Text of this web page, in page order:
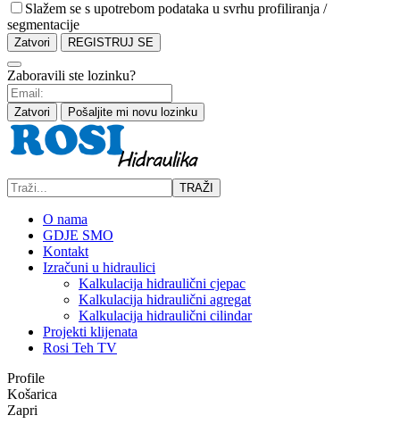
Slažem se s upotrebom podataka u svrhu profiliranja /
segmentacije
Zatvori REGISTRUJ SE
Zaboravili ste lozinku?
Zatvori Pošaljite mi novu lozinku
TRAŽI
O nama
GDJE SMO
Kontakt
Izračuni u hidraulici
Kalkulacija hidraulični cjepac
Kalkulacija hidraulični agregat
Kalkulacija hidraulični cilindar
Projekti klijenata
Rosi Teh TV
Profile
Košarica
Zapri